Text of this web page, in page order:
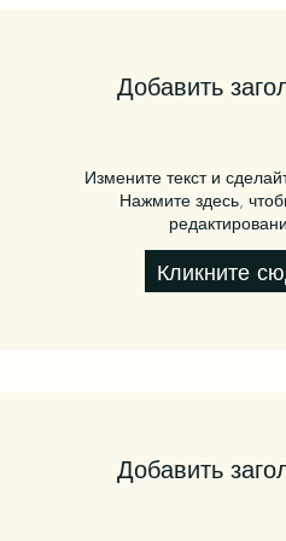
Добавить
Измените текст и
Нажмите здесь,
Кликните
Добавить